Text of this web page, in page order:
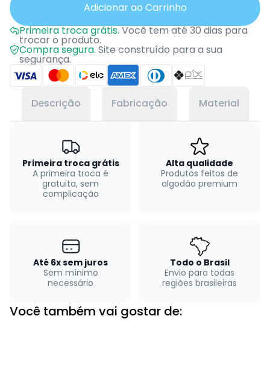
Adicionar ao Carrinho
Primeira troca grátis.Você tem até 30 dias para
trocar o produto.
Compra segura. Site construído para a sua
segurança.
Descrição Fabricação Material
Primeira troca grátis
A primeira troca é
gratuita, sem
complicação
Alta qualidade
Produtos feitos de
algodão premium
Até 6x sem juros
Sem mínimo
necessário
Todo o Brasil
Envio para todas
regiões brasileiras
Você também vai gostar de: